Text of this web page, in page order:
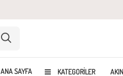
ANA SAYFA KATEGORILER